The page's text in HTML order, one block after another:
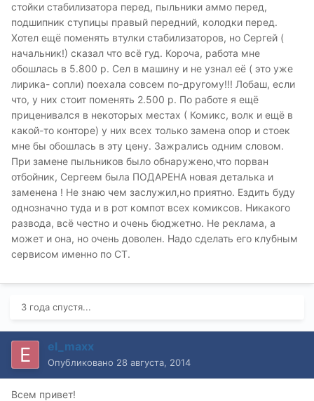
стойки стабилизатора перед, пыльники аммо перед,
подшипник ступицы правый передний, колодки перед.
Хотел ещё поменять втулки стабилизаторов, но Сергей (
начальник!) сказал что всё гуд. Короча, работа мне
обошлась в 5.800 р. Сел в машину и не узнал её ( это уже
лирика- сопли) поехала совсем по-другому!!! Лобаш, если
что, у них стоит поменять 2.500 р. По работе я ещё
приценивался в некоторых местах ( Комикс, волк и ещё в
какой-то конторе) у них всех только замена опор и стоек
мне бы обошлась в эту цену. Зажрались одним словом.
При замене пыльников было обнаружено,что порван
отбойник, Сергеем была ПОДАРЕНА новая деталька и
заменена ! Не знаю чем заслужил,но приятно. Ездить буду
однозначно туда и в рот компот всех комиксов. Никакого
развода, всё честно и очень бюджетно. Не реклама, а
может и она, но очень доволен. Надо сделать его клубным
сервисом именно по СТ.
3 года спустя...
el_maxx
Опубликовано 28 августа, 2014
Всем привет!